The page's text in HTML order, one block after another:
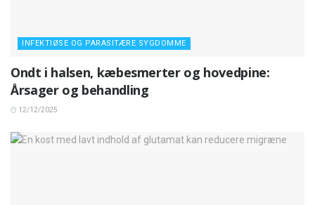
INFEKTIØSE OG PARASITÆRE SYGDOMME
Ondt i halsen, kæbesmerter og hovedpine:
Årsager og behandling
12/12/2025